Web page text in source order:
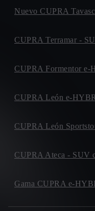
Nuevo CUPRA
CUPRA Terramar -
CUPRA Formentor e-
CUPRA León e-
CUPRA León
CUPRA Ateca - SUV
Gama CUPRA e-